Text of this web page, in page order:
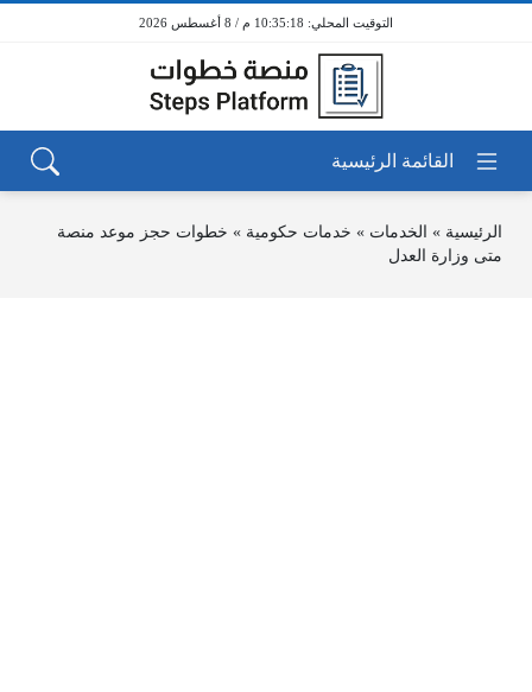
10:35:18 م / 8 أغسطس 2026
الرئيسية » الخدمات » خدمات حكومية » خطوات حجز موعد منصة
متى وزارة العدل